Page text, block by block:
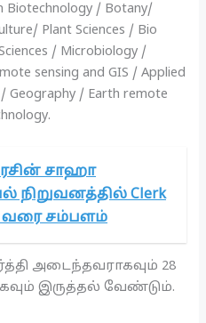
Biotechnology / Botany/
Plant Sciences / Bio
/ Microbiology /
sensing and GIS / Applied
Geography / Earth remote
சாஹா
நிறுவனத்தில் Clerk
வரை சம்பளம்
அடைந்தவராகவும் 28
இருத்தல் வேண்டும்.